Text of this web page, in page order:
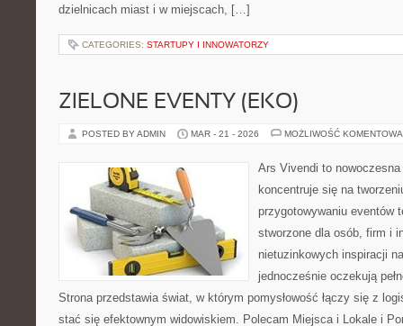
dzielnicach miast i w miejscach, […]
CATEGORIES: STARTUPY I INNOWATORZY
ZIELONE EVENTY (EKO)
POSTED BY ADMIN MAR - 21 - 2026 MOŻLIWOŚĆ
Ars Vivendi to
koncentruje się na
przygotowywaniu eventów
stworzone dla osób, firm i
nietuzinkowych inspiracji
jednocześnie oczekują
Strona przedstawia świat, w którym pomysłowość łączy się z
stać się efektownym widowiskiem. Polecam Miejsca i Lokale i